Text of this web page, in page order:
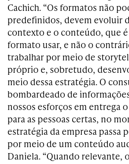
Cachich. “Os formatos não
predefinidos, devem evoluir
contexto e o conteúdo, que
formato usar, e não o
trabalhar por meio de
próprio e, sobretudo,
meio dessa estratégia. O
bombardeado de
nossos esforços em entrega
para as pessoas certas, no
estratégia da empresa passa
por meio de um conteúdo
Daniela. “Quando relevante,